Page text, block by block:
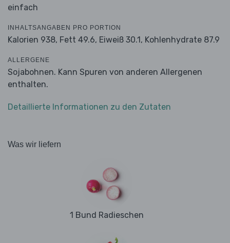
einfach
INHALTSANGABEN PRO PORTION
Kalorien 938, Fett 49.6, Eiweiß 30.1, Kohlenhydrate 87.9
ALLERGENE
Sojabohnen. Kann Spuren von anderen Allergenen
enthalten.
Detaillierte Informationen zu den Zutaten
Was wir liefern
1 Bund Radieschen